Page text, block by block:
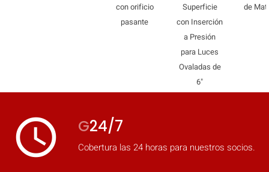
con orificio
pasante
Superficie
con Inserción
a Presión
para Luces
Ovaladas de
6"
de
access_time G24/7
Cobertura las 24 horas para nuestros socios.